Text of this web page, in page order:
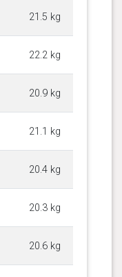
21.5 kg
22.2 kg
20.9 kg
21.1 kg
20.4 kg
20.3 kg
20.6 kg